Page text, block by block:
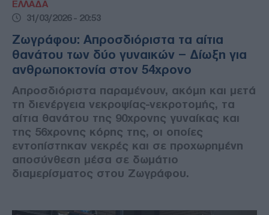
ΕΛΛΑΔΑ
31/03/2026 - 20:53
Ζωγράφου: Απροσδιόριστα τα αίτια
θανάτου των δύο γυναικών – Δίωξη για
ανθρωποκτονία στον 54χρονο
Απροσδιόριστα παραμένουν, ακόμη και μετά
τη διενέργεια νεκροψίας-νεκροτομής, τα
αίτια θανάτου της 90χρονης γυναίκας και
της 56χρονης κόρης της, οι οποίες
εντοπίστηκαν νεκρές και σε προχωρημένη
αποσύνθεση μέσα σε δωμάτιο
διαμερίσματος στου Ζωγράφου.